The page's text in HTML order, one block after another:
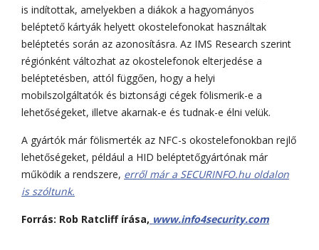
is indítottak, amelyekben a diákok a hagyományos
beléptető kártyák helyett okostelefonokat használtak
beléptetés során az azonosításra. Az IMS Research szerint
régiónként változhat az okostelefonok elterjedése a
beléptetésben, attól függően, hogy a helyi
mobilszolgáltatók és biztonsági cégek fölismerik-e a
lehetőségeket, illetve akarnak-e és tudnak-e élni velük.
A gyártók már fölismerték az NFC-s okostelefonokban rejlő
lehetőségeket, például a HID beléptetőgyártónak már
működik a rendszere, erről már a SECURINFO.hu oldalon
is szóltunk.
Forrás: Rob Ratcliff írása, www.info4security.com